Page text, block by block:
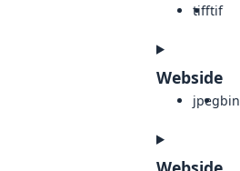
tifftif
Webside
jpegbin